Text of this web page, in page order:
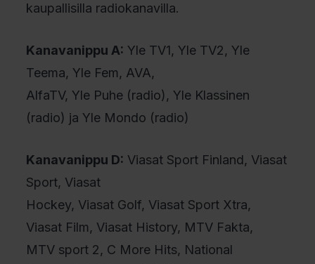
kaupallisilla radiokanavilla.
Kanavanippu A: Yle TV1, Yle TV2, Yle
Teema, Yle Fem, AVA,
AlfaTV, Yle Puhe (radio), Yle Klassinen
(radio) ja Yle Mondo (radio)
Kanavanippu D: Viasat Sport Finland, Viasat
Sport, Viasat
Hockey, Viasat Golf, Viasat Sport Xtra,
Viasat Film, Viasat History, MTV Fakta,
MTV sport 2, C More Hits, National